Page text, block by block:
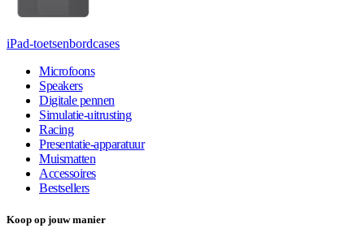
iPad-toetsenbordcases
Microfoons
Speakers
Digitale pennen
Simulatie-uitrusting
Racing
Presentatie-apparatuur
Muismatten
Accessoires
Bestsellers
Koop op jouw manier